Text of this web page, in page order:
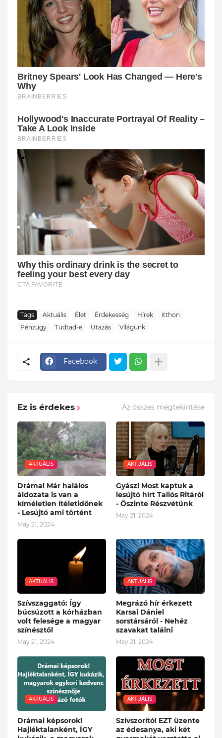
Tags Aktuális Élet Érdekesség Hírek
itthon
Pénzügy
Tudtad-e Utazás Világunk
Facebook
Ez is érdekes Az összes megtekintése
AKTUÁLIS
Dráma! Már halálos
áldozata is van a
kíméletlen ítéletidőnek
- Lesújtó ami történt
May 21, 2024
AKTUÁLIS
Gyász! Most kaptuk a
lesújtó hírt Tallós Ritáról
- Őszinte Részvétünk
May 21, 2024
AKTUÁLIS
Szívszaggató: Így
búcsúzott a kórházban
volt felesége a magyar
színésztől
May 21, 2024
AKTUÁLIS
Megrázó hír érkezett
Karsai Dániel
sorstársáról - Nehéz
szavakat találni
May 21, 2024
AKTUÁLIS
Drámai képsorok!
Hajléktalanként, ÍGY
AKTUÁLIS
Szívszorító! EZT üzente
az édesanya, aki két